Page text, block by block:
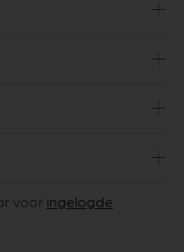
voor ingelogde